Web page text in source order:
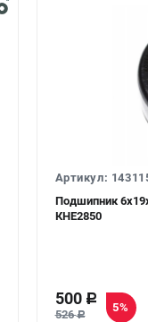
Артикул:
Подшипник
КНЕ2850
500 c
526c
5%